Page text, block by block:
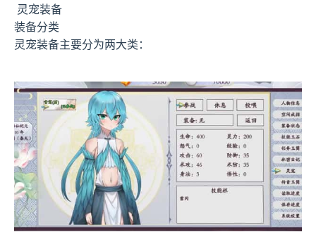
灵宠装备
装备分类
灵宠装备主要分为两大类：